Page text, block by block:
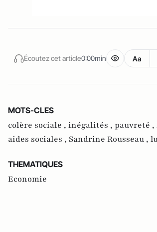
Écoutez cet article0:00min Aa
MOTS-CLES
colère sociale , inégalités , pauvreté ,
aides sociales , Sandrine Rousseau ,
THEMATIQUES
Economie